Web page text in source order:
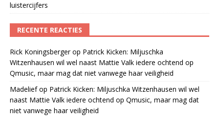
luistercijfers
RECENTE REACTIES
Rick Koningsbergerop Patrick Kicken: Miljuschka
Witzenhausen wil wel naast Mattie Valk iedere ochtend op
Qmusic, maar mag dat niet vanwege haar veiligheid
Madeliefop Patrick Kicken: Miljuschka Witzenhausen wil wel
naast Mattie Valk iedere ochtend op Qmusic, maar mag dat
niet vanwege haar veiligheid